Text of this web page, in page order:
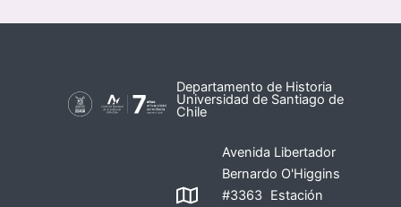
Departamento de Historia
Universidad de Santiago de
Chile
Avenida Libertador
Bernardo O'Higgins
#3363 Estación